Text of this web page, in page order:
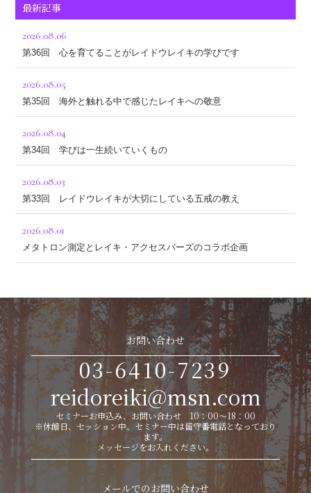
最新記事
2026.08.06
第36回 心を育てることがレイドウレイキの学びです
2026.08.05
第35回 海外と触れる中で感じたレイキへの敬意
2026.08.04
第34回 学びは一生続いていくもの
2026.08.03
第33回 レイドウレイキが大切にしている五戒の教え
2026.08.01
メタトロン測定とレイキ・アクセスバーズのコラボ企画
お問い合わせ
03-6410-7239
reidoreiki@msn.com
セミナーお申込み、お問い合わせ 10：00～18：00
※休館日、セッション中、セミナー中は留守番電話となっており
ます。
メッセージをお入れください。
メールでのお問い合わせ